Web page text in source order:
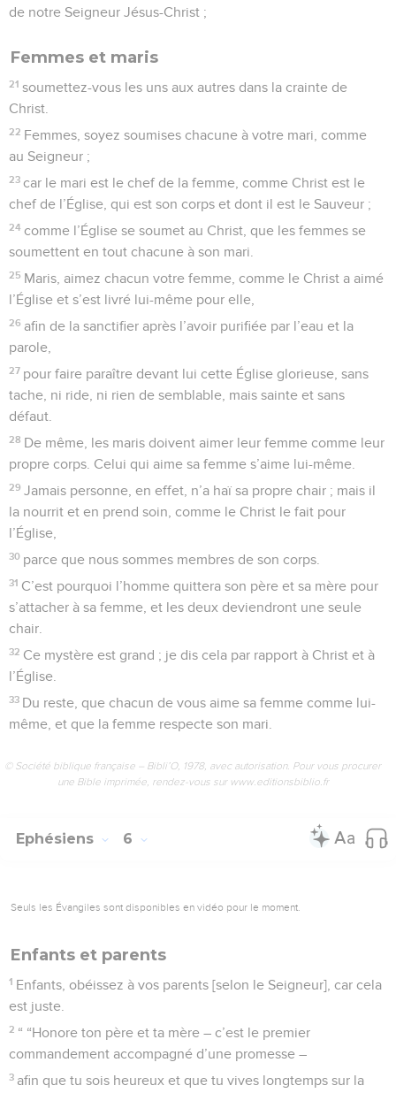
de notre Seigneur Jésus-Christ ;
Femmes et maris
21 soumettez-vous les uns aux autres dans la crainte de
Christ.
22 Femmes, soyez soumises chacune à votre mari, comme
au Seigneur ;
23 car le mari est le chef de la femme, comme Christ est le
chef de l’Église, qui est son corps et dont il est le Sauveur ;
24 comme l’Église se soumet au Christ, que les femmes se
soumettent en tout chacune à son mari.
25 Maris, aimez chacun votre femme, comme le Christ a aimé
l’Église et s’est livré lui-même pour elle,
26 afin de la sanctifier après l’avoir purifiée par l’eau et la
parole,
27 pour faire paraître devant lui cette Église glorieuse, sans
tache, ni ride, ni rien de semblable, mais sainte et sans
défaut.
28 De même, les maris doivent aimer leur femme comme leur
propre corps. Celui qui aime sa femme s’aime lui-même.
29 Jamais personne, en effet, n’a haï sa propre chair ; mais il
la nourrit et en prend soin, comme le Christ le fait pour
l’Église,
30 parce que nous sommes membres de son corps.
31 C’est pourquoi l’homme quittera son père et sa mère pour
s’attacher à sa femme, et les deux deviendront une seule
chair.
32 Ce mystère est grand ; je dis cela par rapport à Christ et à
l’Église.
33 Du reste, que chacun de vous aime sa femme comme lui-
même, et que la femme respecte son mari.
© Société biblique française – Bibli’O, 1978, avec autorisation. Pour vous procurer
une Bible imprimée, rendez-vous sur www.editionsbiblio.fr
Ephésiens 6
Seuls les Évangiles sont disponibles en vidéo pour le moment.
Enfants et parents
1 Enfants, obéissez à vos parents [selon le Seigneur], car cela
est juste.
2 “ “Honore ton père et ta mère – c’est le premier
commandement accompagné d’une promesse –
3 afin que tu sois heureux et que tu vives longtemps sur la